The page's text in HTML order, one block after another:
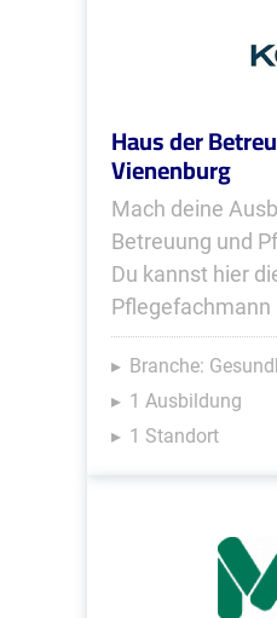
Haus der
Vienenburg
Mach deine
Betreuung und
Du kannst hier
Pflegefachmann
Branche:
1 Ausbildung
1 Standort